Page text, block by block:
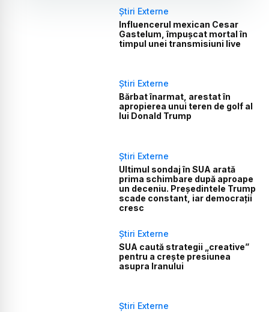
Știri Externe
Influencerul mexican Cesar
Gastelum, împușcat mortal în
timpul unei transmisiuni live
Știri Externe
Bărbat înarmat, arestat în
apropierea unui teren de golf al
lui Donald Trump
Știri Externe
Ultimul sondaj în SUA arată
prima schimbare după aproape
un deceniu. Președintele Trump
scade constant, iar democrații
cresc
Știri Externe
SUA caută strategii „creative”
pentru a crește presiunea
asupra Iranului
Știri Externe